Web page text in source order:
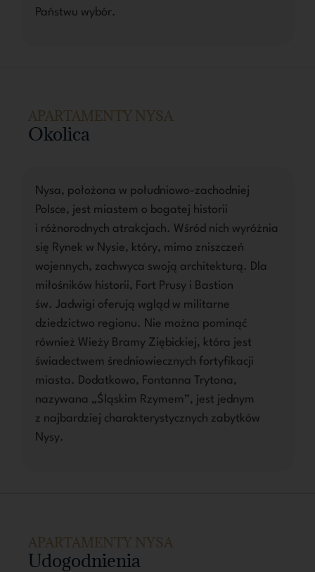
Państwu wybór.
APARTAMENTY NYSA
Okolica
Nysa, położona w południowo-zachodniej
Polsce, jest miastem o bogatej historii
i różnorodnych atrakcjach. Wśród nich wyróżnia
się Rynek w Nysie, który, mimo zniszczeń
wojennych, zachwyca swoją architekturą. Dla
miłośników historii, Fort Prusy i Bastion
św. Jadwigi oferują wgląd w militarne
dziedzictwo regionu. Nie można pominąć
również Wieży Bramy Ziębickiej, która jest
świadectwem średniowiecznych fortyfikacji
miasta. Dodatkowo, Fontanna Trytona,
nazywana „Śląskim Rzymem”, jest jednym
z najbardziej charakterystycznych zabytków
Nysy.
APARTAMENTY NYSA
Udogodnienia